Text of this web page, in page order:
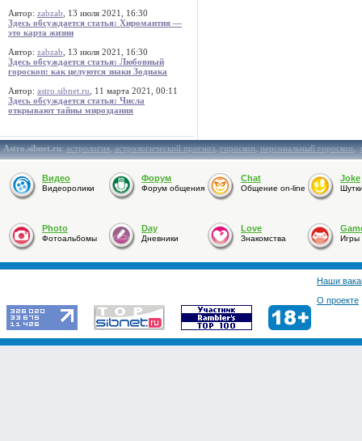
Автор: zabzab , 13 июля 2021, 16:30
Здесь обсуждается статья: Хиромантия —
это карта жизни
Автор: zabzab , 13 июля 2021, 16:30
Здесь обсуждается статья: Любовный
гороскоп: как целуются знаки Зодиака
Автор: astro.sibnet.ru , 11 марта 2021, 00:11
Здесь обсуждается статья: Числа
открывают тайны мироздания
Astro.sibnet.ru:астрология,астрологический прогноз,гороскоп,персональный гороскоп,
Видео
Видеоролики
Форум
Форум общения
Chat
Общение on-line
Joke
Photo
Фотоальбомы
Day
Дневники
Love
Знакомства Игры
Наши
О проекте